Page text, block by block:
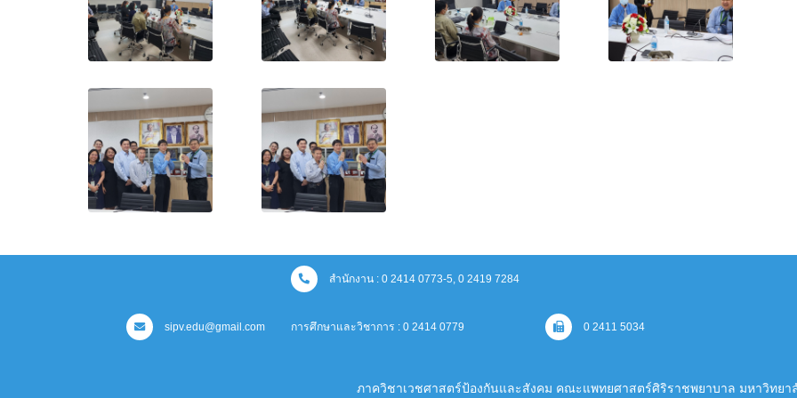
sipv.edu@gmail.com
สำนักงาน : 0 2414 0773-5, 0 2419 7284
การศึกษาและวิชาการ : 0 2414 0779 0 2411 5034
ภาควิชาเวชศาสตร์ป้องกันและสังคม คณะแพทยศาสตร์ศิริราชพยาบาล มหาวิทยา